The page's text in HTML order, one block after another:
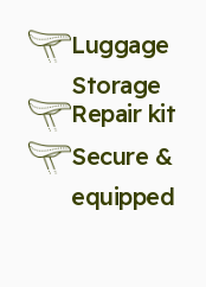
Luggage
Storage
Repair kit
Secure &
equipped